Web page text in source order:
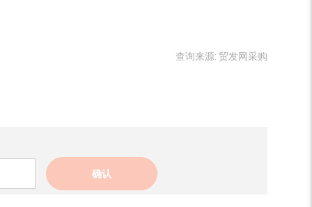
查询来源: 贸发网采购
确认